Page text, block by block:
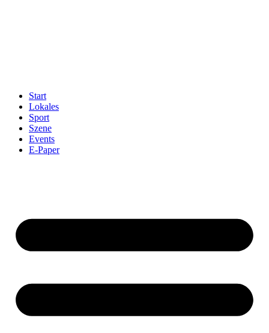
Start
Lokales
Sport
Szene
Events
E-Paper